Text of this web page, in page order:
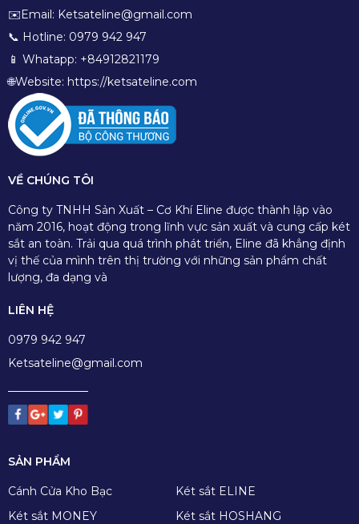
✉️Email: Ketsateline@gmail.com
📞 Hotline: 0979 942 947
📱 Whatapp: +84912821179
🌐Website: https://ketsateline.com
VỀ CHÚNG TÔI
Công ty TNHH Sản Xuất – Cơ Khí Eline được thành lập vào
năm 2016, hoạt động trong lĩnh vực sản xuất và cung cấp két
sắt an toàn. Trải qua quá trình phát triển, Eline đã khẳng định
vị thế của mình trên thị trường với những sản phẩm chất
lượng, đa dạng và
LIÊN HỆ
0979 942 947
Ketsateline@gmail.com
SẢN PHẨM
Cánh Cửa Kho Bạc
Két sắt ELINE
Két sắt MONEY
Két sắt HOSHANG